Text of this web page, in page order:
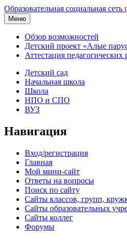
Образовательная социальная сеть
Меню
Обзор возможностей
Детский проект «Алые
Аттестация педагогических
Детский сад
Начальная школа
Школа
НПО и СПО
ВУЗ
Навигация
Вход/регистрация
Главная
Мой мини-сайт
Ответы на вопросы
Поиск по сайту
Сайты классов, групп,
Сайты образовательных
Сайты коллег
Форумы